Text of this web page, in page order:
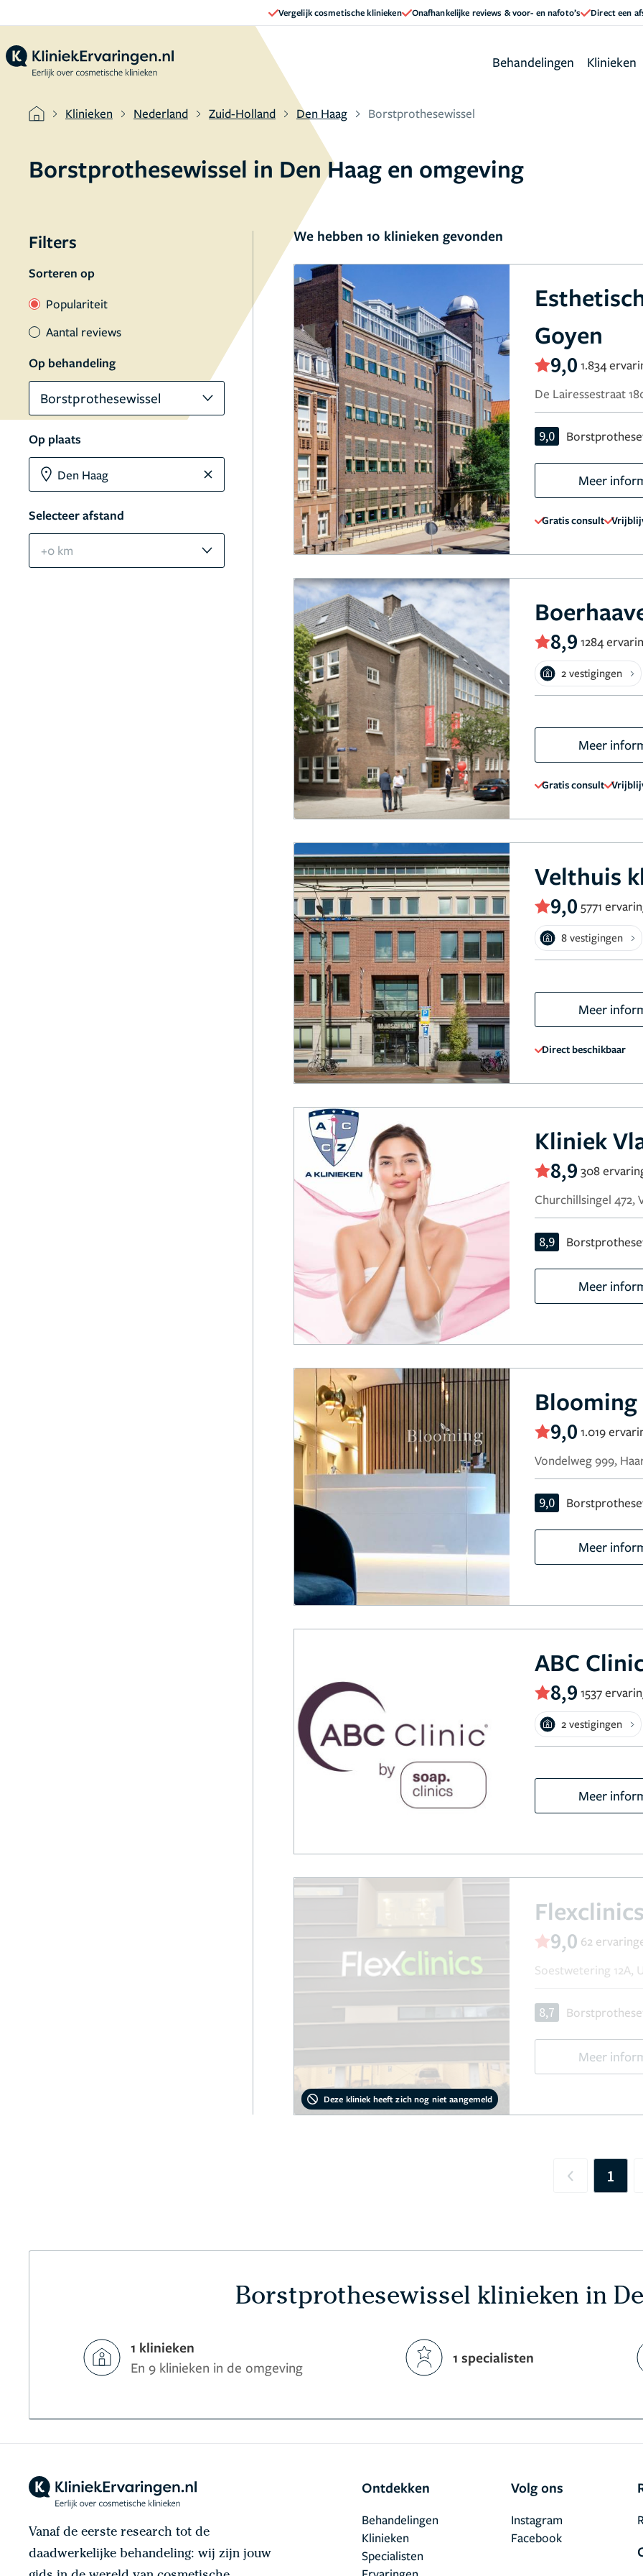
Vergelijk cosmetische klinieken Onafhankelijke reviews & voor- en nafoto’s Direct een
Behandelingen Klinieken
Klinieken Nederland Zuid-Holland Den Haag Borstprothesewissel
Borstprothesewissel in Den Haag en omgeving
Filters
Sorteren op
Populariteit
Aantal reviews
Op behandeling
Borstprothesewissel
Op plaats
Selecteer afstand
+0 km
We hebben 10 klinieken gevonden
Goyen
9,0 1.834
De Lairessestraat
9,0
Meer
Gratis consult
8,9 1284
2 vestigingen
Meer
Gratis consult
Velthuis
9,0 5771
8 vestigingen
Meer
Direct beschikbaar
Kliniek
8,9 308
Churchillsingel 472,
8,9
Meer
9,0 1.019
Vondelweg 999,
9,0
Meer
ABC
8,9 1537
2 vestigingen
Meer
Deze kliniek heeft zich nog niet aangemeld
Flexclinics
9,0 62
Soestwetering 12A,
8,7
Meer
Previous
1
Borstprothesewissel klinieken in
1 klinieken
En 9 klinieken in de omgeving
1 specialisten
Vanaf de eerste research tot de
daadwerkelijke behandeling: wij zijn jouw
Ontdekken
Behandelingen
Klinieken
Specialisten
Volg ons
Facebook
Instagram